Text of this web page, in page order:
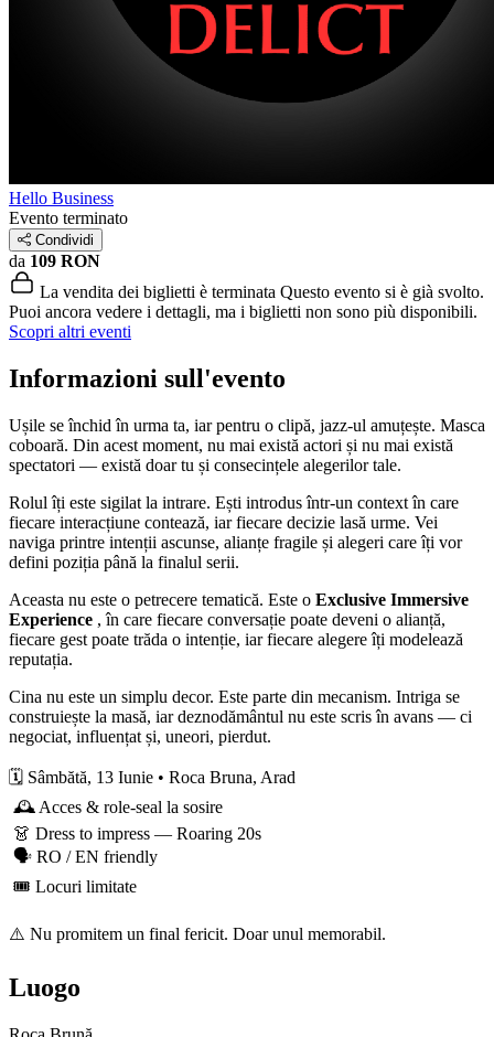
Hello Business
Evento terminato
Condividi
da 109 RON
La vendita dei biglietti è terminata Questo evento si è già svolto.
Puoi ancora vedere i dettagli, ma i biglietti non sono più disponibili.
Scopri altri eventi
Informazioni sull'evento
Ușile se închid în urma ta, iar pentru o clipă, jazz-ul amuțește. Masca
coboară. Din acest moment, nu mai există actori și nu mai există
spectatori — există doar tu și consecințele alegerilor tale.
Rolul îți este sigilat la intrare. Ești introdus într-un context în care
fiecare interacțiune contează, iar fiecare decizie lasă urme. Vei
naviga printre intenții ascunse, alianțe fragile și alegeri care îți vor
defini poziția până la finalul serii.
Aceasta nu este o petrecere tematică. Este o Exclusive Immersive
Experience , în care fiecare conversație poate deveni o alianță,
fiecare gest poate trăda o intenție, iar fiecare alegere îți modelează
reputația.
Cina nu este un simplu decor. Este parte din mecanism. Intriga se
construiește la masă, iar deznodământul nu este scris în avans — ci
negociat, influențat și, uneori, pierdut.
🗓️ Sâmbătă, 13 Iunie • Roca Bruna, Arad
🕰️ Acces & role-seal la sosire
👗 Dress to impress — Roaring 20s
🗣️ RO / EN friendly
🎟️ Locuri limitate
⚠️ Nu promitem un final fericit. Doar unul memorabil.
Luogo